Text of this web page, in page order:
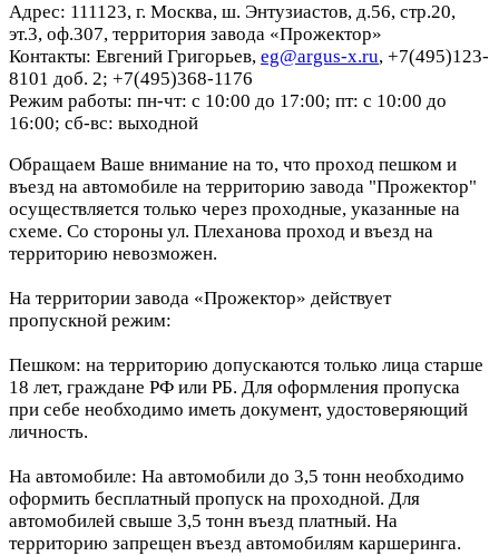
Адрес: 111123, г. Москва, ш. Энтузиастов, д.56, стр.20,
эт.3, оф.307, территория завода «Прожектор»
Контакты: Евгений Григорьев, eg@argus-x.ru, +7(495)123-
8101 доб. 2; +7(495)368-1176
Режим работы: пн-чт: с 10:00 до 17:00; пт: с 10:00 до
16:00; сб-вс: выходной
Обращаем Ваше внимание на то, что проход пешком и
въезд на автомобиле на территорию завода "Прожектор"
осуществляется только через проходные, указанные на
схеме. Со стороны ул. Плеханова проход и въезд на
территорию невозможен.
На территории завода «Прожектор» действует
пропускной режим:
Пешком: на территорию допускаются только лица старше
18 лет, граждане РФ или РБ. Для оформления пропуска
при себе необходимо иметь документ, удостоверяющий
личность.
На автомобиле: На автомобили до 3,5 тонн необходимо
оформить бесплатный пропуск на проходной. Для
автомобилей свыше 3,5 тонн въезд платный. На
территорию запрещен въезд автомобилям каршеринга.